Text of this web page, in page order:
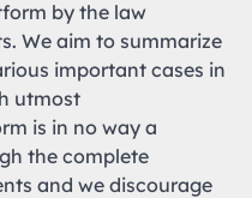
by the law
We aim to summarize
important cases in
utmost
is in no way a
the complete
and we discourage